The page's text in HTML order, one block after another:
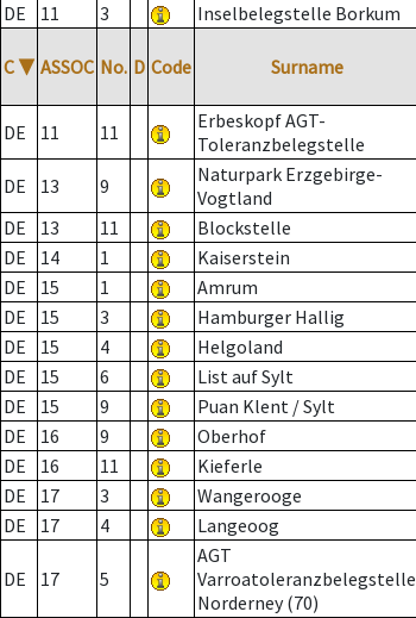
DE
11 3 Inselbelegstelle Borkum
C ▼ ASSOC No. D Code Surname
DE 11 11
Erbeskopf AGT-
Toleranzbelegstelle
DE 13 9
Naturpark Erzgebirge-
Vogtland
DE
13 11 Blockstelle
DE
14 1 Kaiserstein
DE
15 1 Amrum
DE
15 3 Hamburger Hallig
DE
15 4 Helgoland
DE
15 6 List auf Sylt
DE
15 9 Puan Klent / Sylt
DE
16 9 Oberhof
DE
16 11 Kieferle
DE
17 3 Wangerooge
DE
17 4 Langeoog
DE 17 5
AGT
Varroatoleranzbelegstelle
Norderney (70)